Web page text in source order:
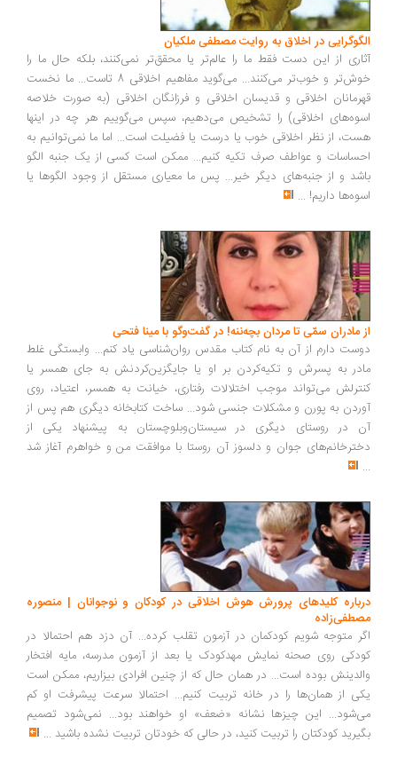
الگوگرایی در اخلاق به روایت مصطفی ملکیان
آثاری از این دست فقط ما را عالم‌تر یا محقق‌تر نمی‌کنند، بلکه حال ما را
خوش‌تر و خوب‌تر می‌کنند... می‌گوید مفاهیم اخلاقی 8 تاست... ما نخست
قهرمانان اخلاقی و قدیسان اخلاقی و فرزانگان اخلاقی (به صورت خلاصه
اسوه‌های اخلاقی) را تشخیص می‌دهیم، سپس می‌گوییم هر چه در اینها
هست، از نظر اخلاقی خوب یا درست یا فضیلت است... اما ما نمی‌توانیم به
احساسات و عواطف صرف تکیه کنیم... ممکن است کسی از یک جنبه الگو
باشد و از جنبه‌های دیگر خیر... پس ما معیاری مستقل از وجود الگوها یا
اسوه‌ها داریم! ...
از مادران سمّی تا مردان بچه‌ننه! در گفت‌وگو با مینا فتحی
دوست دارم از آن به نام کتاب مقدس روان‌شناسی یاد کنم... وابستگی غلط
مادر به پسرش و تکیه‌کردن بر او یا جایگزین‌کردنش به جای همسر یا
کنترلش می‌تواند موجب اختلالات رفتاری، خیانت به همسر، اعتیاد، روی
آوردن به پورن و مشکلات جنسی شود... ساخت کتابخانه دیگری هم پس از
آن در روستای دیگری در سیستان‌وبلوچستان به پیشنهاد یکی از
دخترخانم‌های جوان و دلسوز آن روستا با موافقت من و خواهرم آغاز شد
...
درباره کلیدهای پرورش هوش اخلاقی در کودکان و نوجوانان | منصوره
مصطفی‌زاده
اگر متوجه شویم کودکمان در آزمون تقلب کرده... آن دزد هم احتمالا در
کودکی روی صحنه نمایش مهدکودک یا بعد از آزمون مدرسه، مایه افتخار
والدینش بوده است... در همان حال که از چنین افرادی بیزاریم، ممکن است
یکی از همان‌ها را در خانه تربیت کنیم... احتمالا سرعت پیشرفت او کم
می‌شود... این چیزها نشانه «ضعف» او خواهند بود... نمی‌شود تصمیم
بگیرید کودکتان را تربیت کنید، در حالی که خودتان تربیت نشده باشید ...